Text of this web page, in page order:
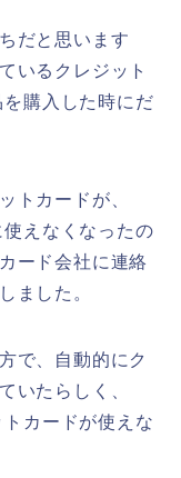
だと思います
いるクレジット
購入した時にだ
トカードが、
えなくなったの
ード会社に連絡
ました。
で、自動的にク
いたらしく、
カードが使えな